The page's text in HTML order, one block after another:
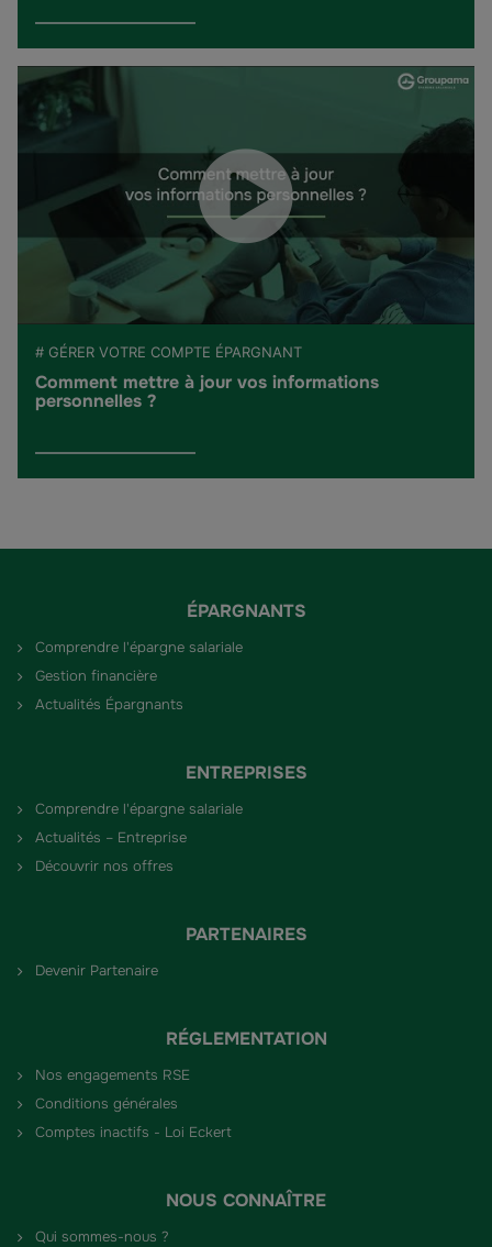
# GÉRER VOTRE COMPTE ÉPARGNANT
Comment mettre à jour vos informations
personnelles ?
ÉPARGNANTS
Comprendre l'épargne salariale
Gestion financière
Actualités Épargnants
ENTREPRISES
Comprendre l'épargne salariale
Actualités – Entreprise
Découvrir nos offres
PARTENAIRES
Devenir Partenaire
RÉGLEMENTATION
Nos engagements RSE
Conditions générales
Comptes inactifs - Loi Eckert
NOUS CONNAÎTRE
Qui sommes-nous ?